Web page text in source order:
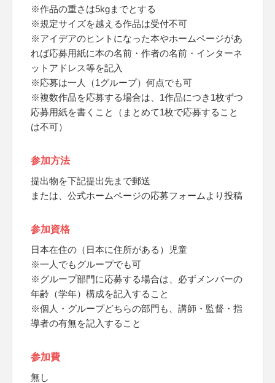
※作品の重さは5kgまでとする
※規定サイズを越える作品は受付不可
※アイデアのヒントになった本やホームページがあ
れば応募用紙に本の名前・作者の名前・インターネ
ットアドレス等を記入
※応募は一人（1グループ）何点でも可
※複数作品を応募する場合は、1作品につき1枚ずつ
応募用紙を書くこと（まとめて1枚で応募すること
は不可）
参加方法
提出物を下記提出先まで郵送
または、公式ホームページの応募フォームより投稿
参加資格
日本在住の（日本に住所がある）児童
※一人でもグループでも可
※グループ部門に応募する場合は、必ずメンバーの
年齢（学年）構成を記入すること
※個人・グループどちらの部門も、講師・監督・指
導者の有無を記入すること
参加費
無し